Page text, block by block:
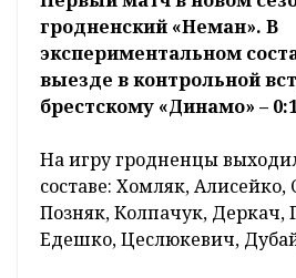
гродненский «Неман». В
экспериментальном
выезде в контрольной
брестскому «Динамо» –
На игру гродненцы
составе: Хомляк,
Позняк, Колпачук, Деркач,
Едешко, Цеслюкевич,